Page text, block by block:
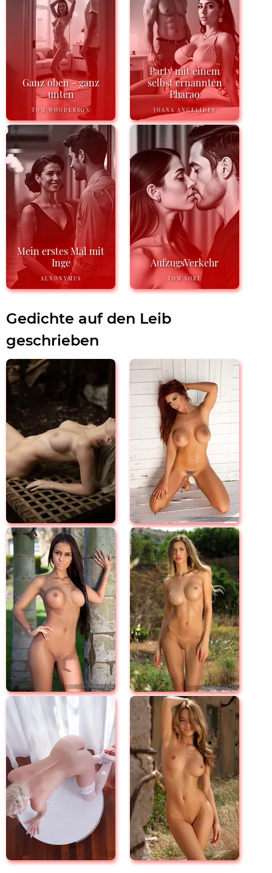
Ganz oben - ganz
unten
TOM WOODERSON
Party mit einem
selbst ernannten
Pharao
JOANA ANGELIDES
Mein erstes Mal mit
Inge
ALNONYMUS
AufzugsVerkehr
TOM SORE
Gedichte auf den Leib
geschrieben